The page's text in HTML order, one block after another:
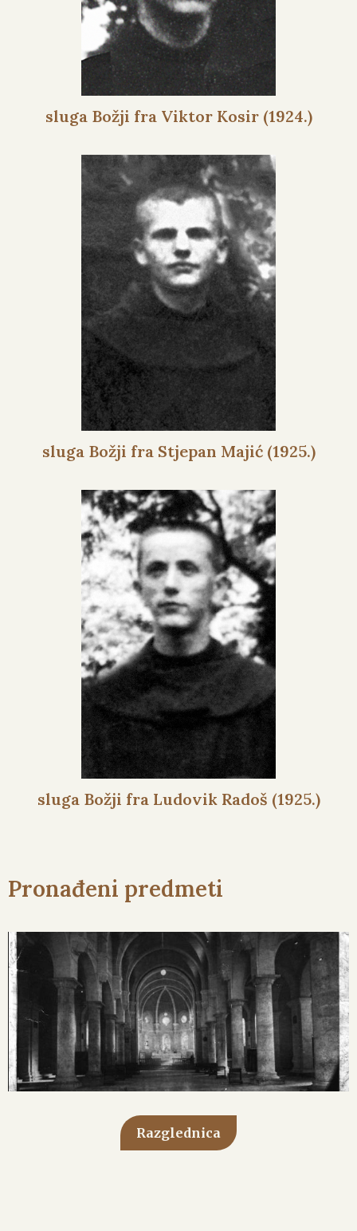
sluga Božji fra Viktor Kosir (1924.)
sluga Božji fra Stjepan Majić (1925.)
sluga Božji fra Ludovik Radoš (1925.)
Pronađeni predmeti
Razglednica